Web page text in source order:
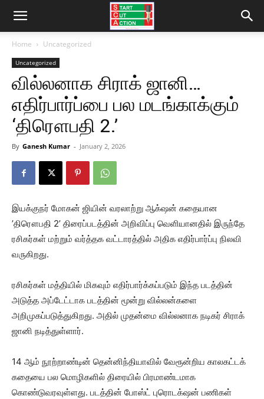
Home Uncategorized
Uncategorized
வில்லனாக சிராக் ஜானி…
எதிர்பார்ப்பை பல மடங்காக்கும்
‘திரௌபதி 2.’
By Ganesh Kumar - January 2, 2026
இயக்குநர் மோகன் ஜியின் வரலாற்று ஆக்‌ஷன் கதையான
’திரௌபதி 2’ திரைப்படத்தின் அறிவிப்பு வெளியானதில் இருந்தே
ரசிகர்கள் மற்றும் வர்த்தக வட்டாரத்தில் அதிக எதிர்பார்ப்பு நிலவி
வருகிறது.
ரசிகர்கள் மத்தியில் மிகவும் எதிர்பார்க்கப்படும் இந்த படத்தின்
அடுத்த அப்டேட்டாக படத்தின் மூன்று வில்லன்களை
அறிமுகப்படுத்துகிறது. அதில் முதன்மை வில்லனாக நடிகர் சிராக்
ஜானி நடித்துள்ளார்.
14 ஆம் நூற்றாண்டின் தென்னிந்தியாவில் வேரூன்றிய காலகட்டக்
கதையை பல மொழிகளில் திரையில் பிரமாண்டமாக
கொண்டுவரவுள்ளது. படத்தின் போஸ்ட் புரொடக்‌ஷன் பணிகள்